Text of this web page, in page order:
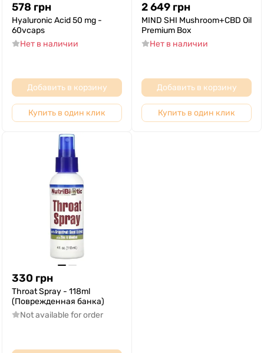
578 грн
Hyaluronic Acid 50 mg -
60vcaps
Нет в наличии
Добавить в корзину
Купить в один клик
2 649 грн
MIND SHI Mushroom+CBD Oil
Premium Box
Нет в наличии
Добавить в корзину
Купить в один клик
330 грн
Throat Spray - 118ml
(Поврежденная банка)
Not available for order